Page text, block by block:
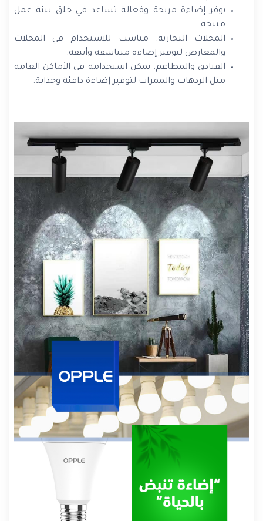
يوفر إضاءة مريحة وفعالة تساعد في خلق بيئة عمل
منتجة.
المحلات التجارية: مناسب للاستخدام في المحلات
والمعارض لتوفير إضاءة متناسقة وأنيقة.
الفنادق والمطاعم: يمكن استخدامه في الأماكن العامة
مثل الردهات والممرات لتوفير إضاءة دافئة وجذابة.